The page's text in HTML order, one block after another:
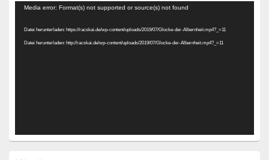
Video-
Media error: Format(s) not supported or source(s) not found
Datei herunterladen: https://racskai.de/wp-content/uploads/2019/07/Glocke-der-Albernheit.mp4?_=11
Datei herunterladen: http://racskai.de/wp-content/uploads/2019/07/Glocke-der-Albernheit.mp4?_=11